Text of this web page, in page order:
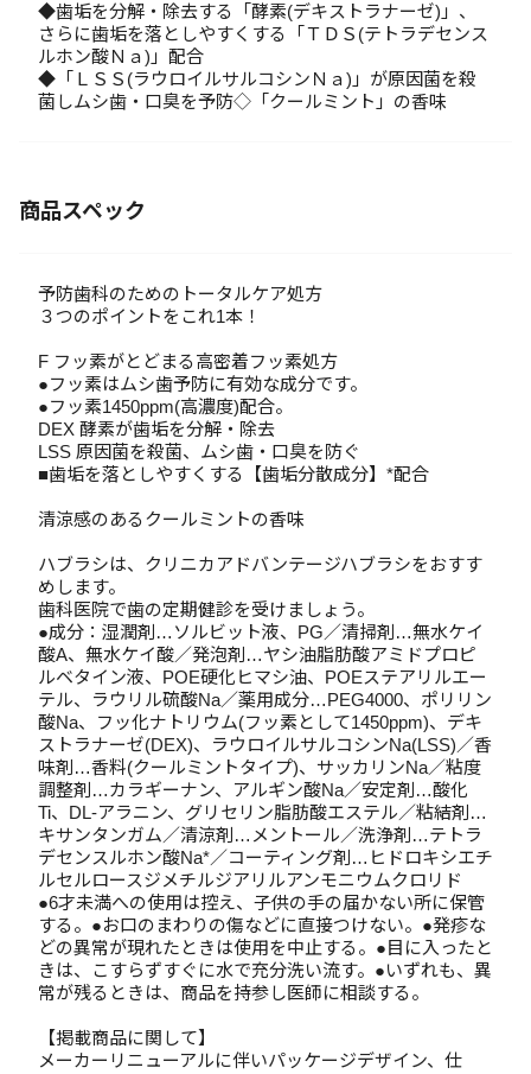
◆歯垢を分解・除去する「酵素(デキストラナーゼ)」、
さらに歯垢を落としやすくする「ＴＤＳ(テトラデセンス
ルホン酸Ｎａ)」配合
◆「ＬＳＳ(ラウロイルサルコシンＮａ)」が原因菌を殺
菌しムシ歯・口臭を予防◇「クールミント」の香味
商品スペック
予防歯科のためのトータルケア処方
３つのポイントをこれ1本！
F フッ素がとどまる高密着フッ素処方
●フッ素はムシ歯予防に有効な成分です。
●フッ素1450ppm(高濃度)配合。
DEX 酵素が歯垢を分解・除去
LSS 原因菌を殺菌、ムシ歯・口臭を防ぐ
■歯垢を落としやすくする【歯垢分散成分】*配合
清涼感のあるクールミントの香味
ハブラシは、クリニカアドバンテージハブラシをおすす
めします。
歯科医院で歯の定期健診を受けましょう。
●成分：湿潤剤…ソルビット液、PG／清掃剤…無水ケイ
酸A、無水ケイ酸／発泡剤…ヤシ油脂肪酸アミドプロピ
ルベタイン液、POE硬化ヒマシ油、POEステアリルエー
テル、ラウリル硫酸Na／薬用成分…PEG4000、ポリリン
酸Na、フッ化ナトリウム(フッ素として1450ppm)、デキ
ストラナーゼ(DEX)、ラウロイルサルコシンNa(LSS)／香
味剤…香料(クールミントタイプ)、サッカリンNa／粘度
調整剤…カラギーナン、アルギン酸Na／安定剤…酸化
Ti、DL-アラニン、グリセリン脂肪酸エステル／粘結剤…
キサンタンガム／清涼剤…メントール／洗浄剤…テトラ
デセンスルホン酸Na*／コーティング剤…ヒドロキシエチ
ルセルロースジメチルジアリルアンモニウムクロリド
●6才未満への使用は控え、子供の手の届かない所に保管
する。●お口のまわりの傷などに直接つけない。●発疹な
どの異常が現れたときは使用を中止する。●目に入ったと
きは、こすらずすぐに水で充分洗い流す。●いずれも、異
常が残るときは、商品を持参し医師に相談する。
【掲載商品に関して】
メーカーリニューアルに伴いパッケージデザイン、仕